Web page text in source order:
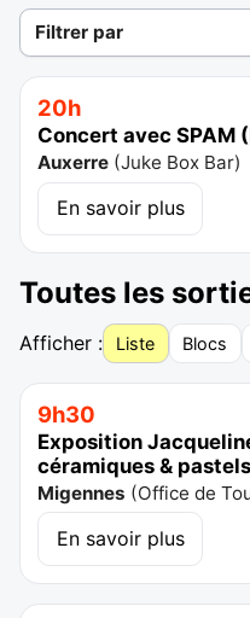
Filtrer par
20h
Concert avec SPAM
Auxerre (Juke Box Bar)
En savoir plus
Toutes les
Afficher : Liste Blocs
9h30
Exposition
céramiques & pastels
Migennes (Office de
En savoir plus